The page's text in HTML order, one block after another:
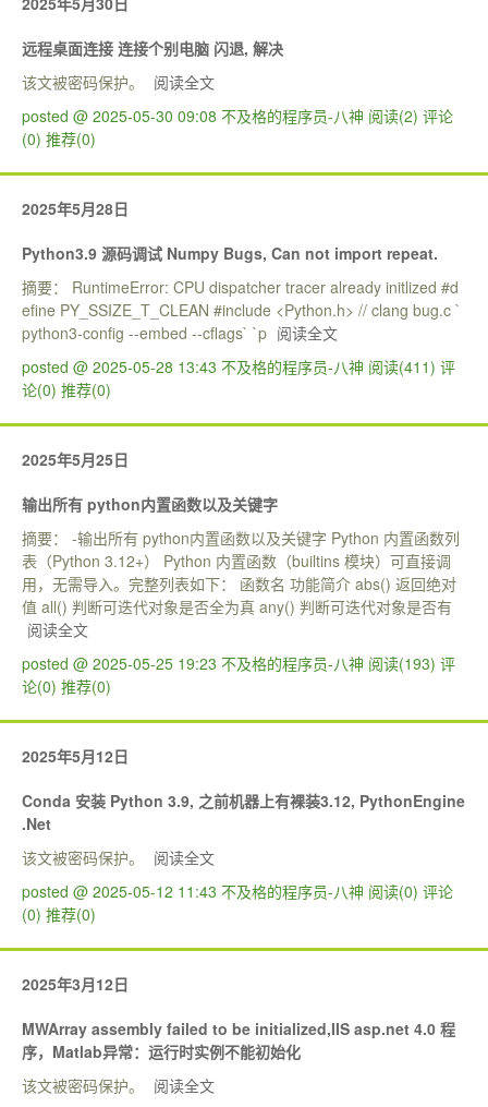
远程桌面连接 连接个别电脑 闪退, 解决
该文被密码保护。
阅读全文
posted @ 2025-05-30 09:08 不及格的程序员-八神 阅读(2) 评论
(0) 推荐(0)
2025年5月28日
Python3.9 源码调试 Numpy Bugs, Can not import repeat.
摘要： RuntimeError: CPU dispatcher tracer already initlized #d
efine PY_SSIZE_T_CLEAN #include <Python.h> // clang bug.c `
python3-config --embed --cflags` `p 阅读全文
posted @ 2025-05-28 13:43 不及格的程序员-八神 阅读(411) 评
论(0) 推荐(0)
2025年5月25日
输出所有 python内置函数以及关键字
摘要： -输出所有 python内置函数以及关键字 Python 内置函数列
表（Python 3.12+）‌ Python 内置函数（builtins 模块）可直接调
用，无需导入。完整列表如下： 函数名 功能简介 abs() 返回绝对
值 all() 判断可迭代对象是否全为真 any() 判断可迭代对象是否有
阅读全文
posted @ 2025-05-25 19:23 不及格的程序员-八神 阅读(193) 评
论(0) 推荐(0)
2025年5月12日
Conda 安装 Python 3.9, 之前机器上有裸装3.12, PythonEngine
.Net
该文被密码保护。
阅读全文
posted @ 2025-05-12 11:43 不及格的程序员-八神 阅读(0) 评论
(0) 推荐(0)
2025年3月12日
MWArray assembly failed to be initialized,IIS asp.net 4.0 程
序，Matlab异常：运行时实例不能初始化
该文被密码保护。
阅读全文